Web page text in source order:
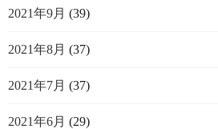
2021年9月 (39)
2021年8月 (37)
2021年7月 (37)
2021年6月 (29)